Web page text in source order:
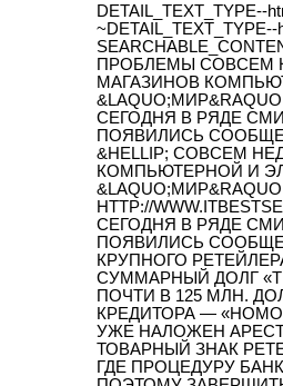
DETAIL_TEXT_TYPE--
~DETAIL_TEXT_TYPE--
ПРОБЛЕМЫ СОВСЕМ
МАГАЗИНОВ
СЕГОДНЯ В РЯДЕ
ПОЯВИЛИСЬ
&HELLIP; СОВСЕМ
КОМПЬЮТЕРНОЙ И
HTTP://
СЕГОДНЯ В РЯДЕ
ПОЯВИЛИСЬ
КРУПНОГО
СУММАРНЫЙ ДОЛГ
ПОЧТИ В 125 МЛН.
КРЕДИТОРА —
УЖЕ НАЛОЖЕН
ТОВАРНЫЙ ЗНАК
ГДЕ ПРОЦЕДУРУ